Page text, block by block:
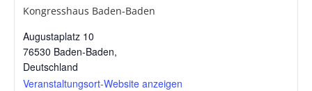
Kongresshaus Baden-Baden
Augustaplatz 10
76530 Baden-Baden,
Deutschland
Veranstaltungsort-Website anzeigen